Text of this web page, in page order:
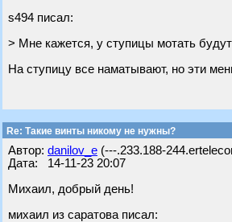
s494 писал:
> Мне кажется, у ступицы мотать будут
На ступицу все наматывают, но эти
Re: Такие винты никому не нужны?
Автор: danilov_e (---.233.188-
Дата: 14-11-23 20:07
Михаил, добрый день!
михаил из саратова писал: